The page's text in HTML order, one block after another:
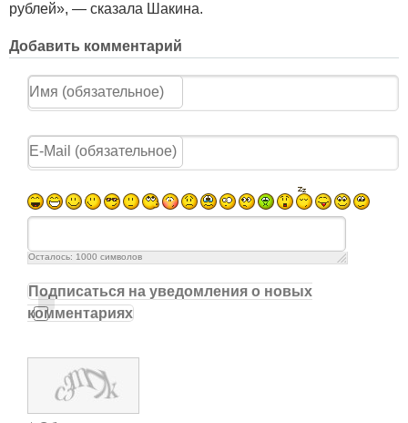
рублей», — сказала Шакина.
Добавить комментарий
Осталось: 1000 символов
Подписаться на уведомления о новых
комментариях